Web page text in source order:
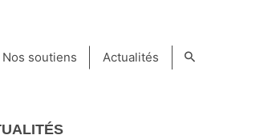
Nos soutiens Actualités